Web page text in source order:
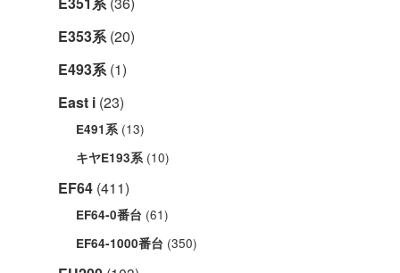
E353系(20)
E493系(1)
East i (23)
E491系 (13)
キヤE193系 (10)
EF64 (411)
EF64-0番台 (61)
EF64-1000番台 (350)